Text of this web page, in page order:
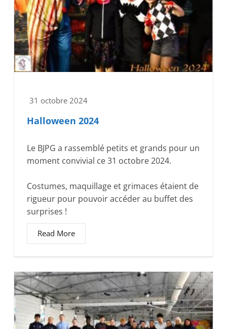
31 octobre 2024
Halloween 2024
Le BJPG a rassemblé petits et grands pour un
moment convivial ce 31 octobre 2024.
Costumes, maquillage et grimaces étaient de
rigueur pour pouvoir accéder au buffet des
surprises !
Read More